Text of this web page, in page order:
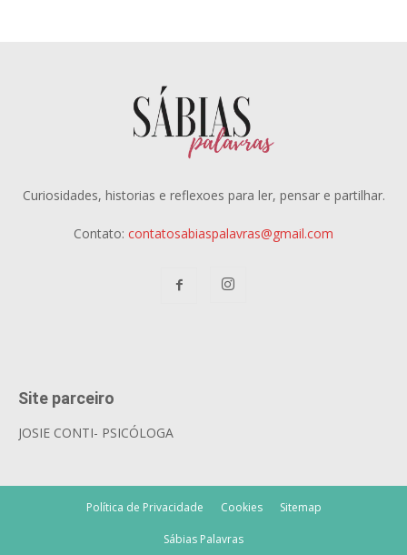
Curiosidades, historias e reflexoes para ler, pensar e partilhar.
Contato: contatosabiaspalavras@gmail.com
Site parceiro
JOSIE CONTI- PSICÓLOGA
Política de Privacidade Cookies Sitemap
Sábias Palavras